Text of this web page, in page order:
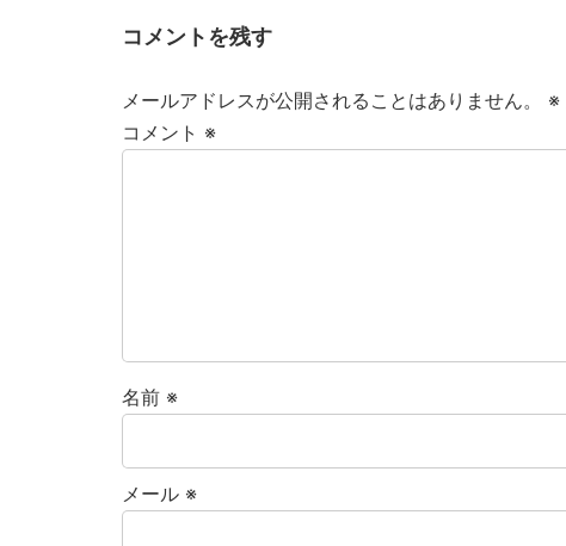
コメントを残す
メールアドレスが公開されることはありません。 ※
コメント ※
名前 ※
メール ※